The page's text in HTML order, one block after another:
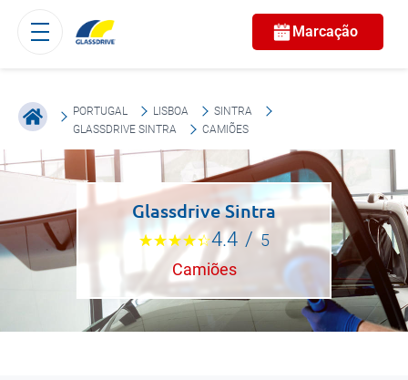
Marcação
PORTUGAL LISBOA
SINTRA
GLASSDRIVE SINTRA
CAMIÕES
Glassdrive Sintra
4.4 / 5
Camiões